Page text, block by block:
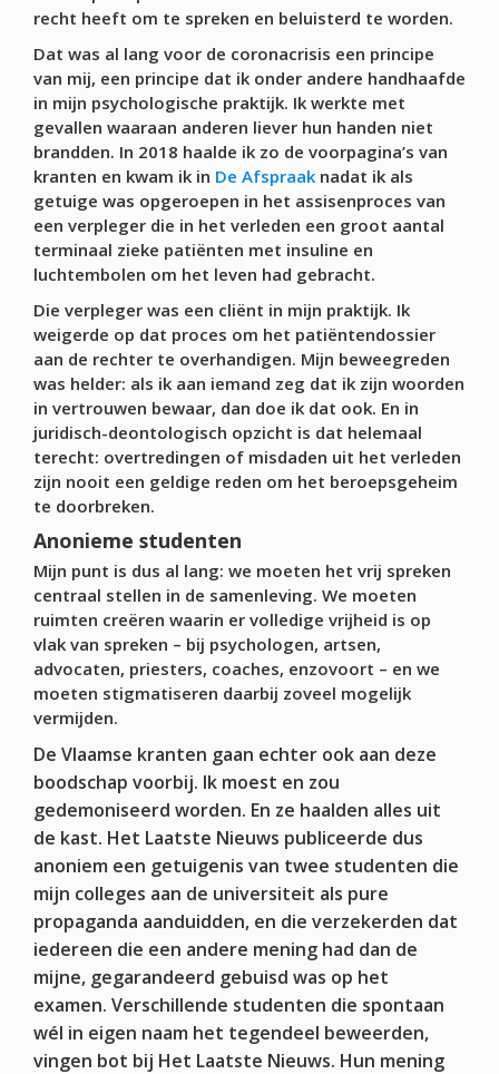
recht heeft om te spreken en beluisterd te worden.
Dat was al lang voor de coronacrisis een principe
van mij, een principe dat ik onder andere handhaafde
in mijn psychologische praktijk. Ik werkte met
gevallen waaraan anderen liever hun handen niet
brandden. In 2018 haalde ik zo de voorpagina’s van
kranten en kwam ik in De Afspraak nadat ik als
getuige was opgeroepen in het assisenproces van
een verpleger die in het verleden een groot aantal
terminaal zieke patiënten met insuline en
luchtembolen om het leven had gebracht.
Die verpleger was een cliënt in mijn praktijk. Ik
weigerde op dat proces om het patiëntendossier
aan de rechter te overhandigen. Mijn beweegreden
was helder: als ik aan iemand zeg dat ik zijn woorden
in vertrouwen bewaar, dan doe ik dat ook. En in
juridisch-deontologisch opzicht is dat helemaal
terecht: overtredingen of misdaden uit het verleden
zijn nooit een geldige reden om het beroepsgeheim
te doorbreken.
Anonieme studenten
Mijn punt is dus al lang: we moeten het vrij spreken
centraal stellen in de samenleving. We moeten
ruimten creëren waarin er volledige vrijheid is op
vlak van spreken – bij psychologen, artsen,
advocaten, priesters, coaches, enzovoort – en we
moeten stigmatiseren daarbij zoveel mogelijk
vermijden.
De Vlaamse kranten gaan echter ook aan deze
boodschap voorbij. Ik moest en zou
gedemoniseerd worden. En ze haalden alles uit
de kast. Het Laatste Nieuws publiceerde dus
anoniem een getuigenis van twee studenten die
mijn colleges aan de universiteit als pure
propaganda aanduidden, en die verzekerden dat
iedereen die een andere mening had dan de
mijne, gegarandeerd gebuisd was op het
examen. Verschillende studenten die spontaan
wél in eigen naam het tegendeel beweerden,
vingen bot bij Het Laatste Nieuws. Hun mening